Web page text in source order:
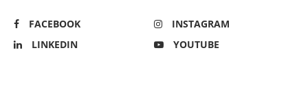
FACEBOOK
INSTAGRAM
LINKEDIN
YOUTUBE